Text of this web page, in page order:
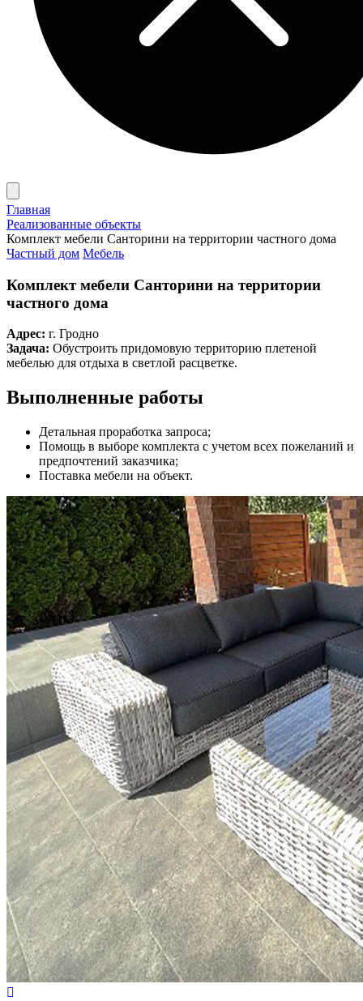
Главная
Реализованные объекты
Комплект мебели Санторини на территории частного дома
Частный дом Мебель
Комплект мебели Санторини на территории
частного дома
Адрес: г. Гродно
Задача: Обустроить придомовую территорию плетеной
мебелью для отдыха в светлой расцветке.
Выполненные работы
Детальная проработка запроса;
Помощь в выборе комплекта с учетом всех пожеланий и
предпочтений заказчика;
Поставка мебели на объект.